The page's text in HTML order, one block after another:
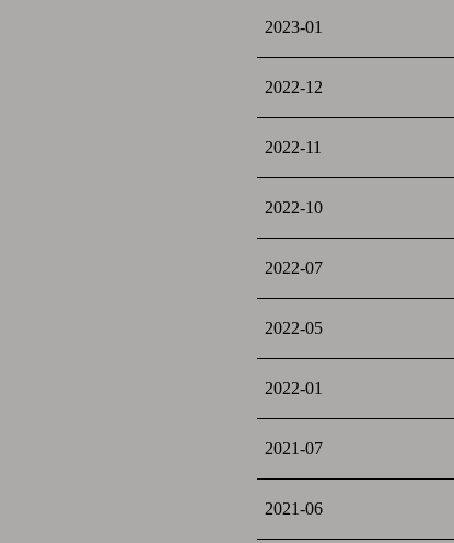
2023-01
2022-12
2022-11
2022-10
2022-07
2022-05
2022-01
2021-07
2021-06